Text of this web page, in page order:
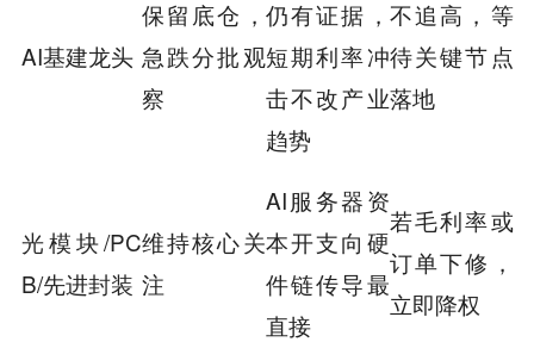
AI基建龙头
保留底仓，
急跌分批观
察
仍有证据，
短期利率冲
击不改产业
趋势
不追高，等
待关键节点
落地
光模块/PC
B/先进封装
维持核心关
注
AI服务器资
本开支向硬
件链传导最
直接
若毛利率或
订单下修，
立即降权